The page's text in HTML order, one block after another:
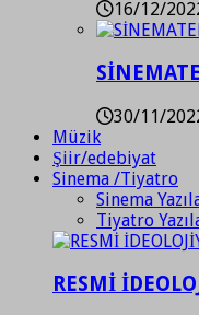
16/12/
30/11/
Müzik
Şiir/edebiyat
Sinema /Tiyatro
Sinema
Tiyatro
RESMİ